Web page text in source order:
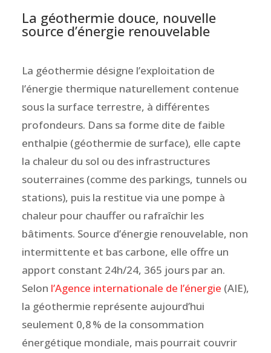
La géothermie douce, nouvelle
source d’énergie renouvelable
La géothermie désigne l’exploitation de
l’énergie thermique naturellement contenue
sous la surface terrestre, à différentes
profondeurs. Dans sa forme dite de faible
enthalpie (géothermie de surface), elle capte
la chaleur du sol ou des infrastructures
souterraines (comme des parkings, tunnels ou
stations), puis la restitue via une pompe à
chaleur pour chauffer ou rafraîchir les
bâtiments. Source d’énergie renouvelable, non
intermittente et bas carbone, elle offre un
apport constant 24h/24, 365 jours par an.
Selon l’Agence internationale de l’énergie (AIE),
la géothermie représente aujourd’hui
seulement 0,8 % de la consommation
énergétique mondiale, mais pourrait couvrir